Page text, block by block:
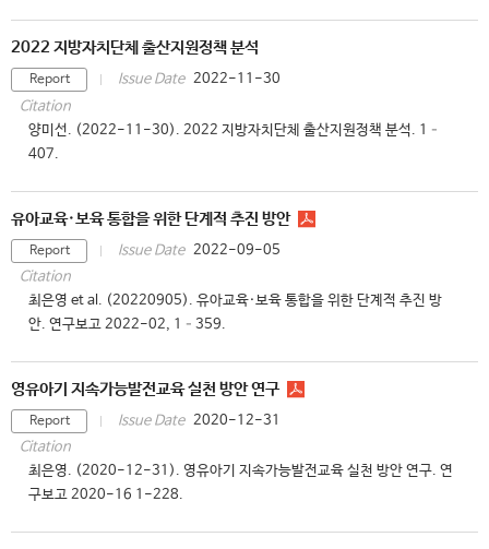
2022 지방자치단체 출산지원정책 분석
Report Issue Date 2022-11-30
Citation
양미선. (2022-11-30). 2022 지방자치단체 출산지원정책 분석. 1–
407.
유아교육·보육 통합을 위한 단계적 추진 방안
Report Issue Date 2022-09-05
Citation
최은영 et al. (20220905). 유아교육·보육 통합을 위한 단계적 추진 방
안. 연구보고 2022-02, 1–359.
영유아기 지속가능발전교육 실천 방안 연구
Report Issue Date 2020-12-31
Citation
최은영. (2020-12-31). 영유아기 지속가능발전교육 실천 방안 연구. 연
구보고 2020-16 1-228.